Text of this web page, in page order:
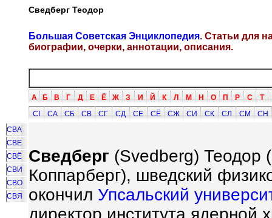
Сведберг Теодор
Большая Советская Энциклопедия. Статьи для
биографии, очерки, аннотации, описания.
А Б В Г Д Е Ё Ж З И Й К Л М Н О П Р С Т
СI
СА СБ СВ СГ СД СЕ СЁ СЖ СИ СК СЛ СМ
СН
СВА
СВЕ
СВЁ
СВИ
СВО
СВЯ
Сведберг (Svedberg)
Коппарберг), шведский
окончил Упсальский
директор института ядерной